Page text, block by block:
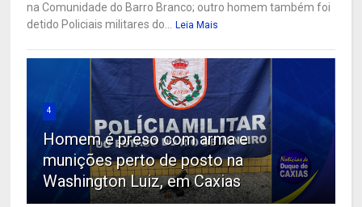
na Comunidade do Barro Branco; outro homem também foi
detido Policiais militares do...
Leia Mais
4
Homem é preso com arma e
munições perto de posto na
Washington Luiz, em Caxias